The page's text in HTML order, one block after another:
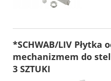
*SCHWAB/LIV Płytka
mechanizmem do
3 SZTUKI